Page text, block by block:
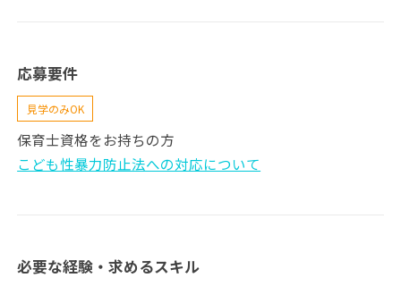
応募要件
見学のみOK
保育士資格をお持ちの方
こども性暴力防止法への対応について
必要な経験・求めるスキル